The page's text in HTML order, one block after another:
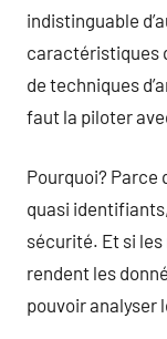
indistinguable
caractéristiques
de techniques
faut la piloter
Pourquoi? Parce
quasi
sécurité. Et si
rendent les
pouvoir analyser